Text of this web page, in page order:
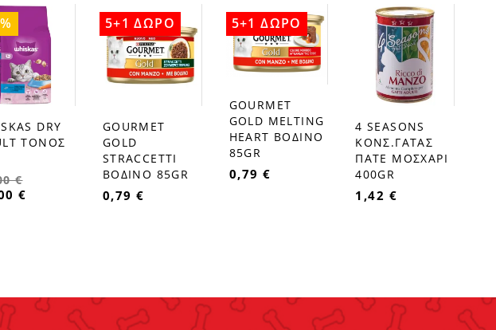
DRY
ΤΟΝΟΣ
€
€
favorite_border
GOURMET
GOLD
STRACCETTI
ΒΟΔΙΝΟ 85GR
0,79 €
5+1 ΔΩΡΟ
favorite_border
GOURMET
GOLD MELTIΝG
HEART ΒΟΔΙΝΟ
85GR
0,79 €
5+1 ΔΩΡΟ
favorite_border
4 SEASONS
ΚΟΝΣ.ΓΑΤΑΣ
ΠΑΤΕ ΜΟΣΧΑΡΙ
400GR
1,42 €